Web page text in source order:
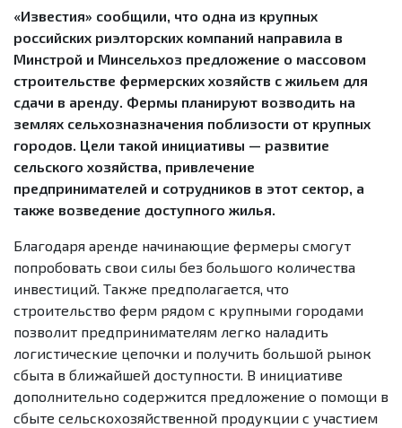
«Известия» сообщили, что одна из крупных
российских риэлторских компаний направила в
Минстрой и Минсельхоз предложение о массовом
строительстве фермерских хозяйств с жильем для
сдачи в аренду. Фермы планируют возводить на
землях сельхозназначения поблизости от крупных
городов. Цели такой инициативы — развитие
сельского хозяйства, привлечение
предпринимателей и сотрудников в этот сектор, а
также возведение доступного жилья.
Благодаря аренде начинающие фермеры смогут
попробовать свои силы без большого количества
инвестиций. Также предполагается, что
строительство ферм рядом с крупными городами
позволит предпринимателям легко наладить
логистические цепочки и получить большой рынок
сбыта в ближайшей доступности. В инициативе
дополнительно содержится предложение о помощи в
сбыте сельскохозяйственной продукции с участием